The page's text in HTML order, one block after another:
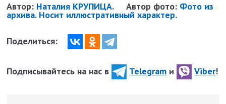
Автор: Наталия КРУПИЦА. Автор фото: Фото из
архива. Носит иллюстративный характер.
Поделиться:
Подписывайтесь на нас в Telegram и Viber!